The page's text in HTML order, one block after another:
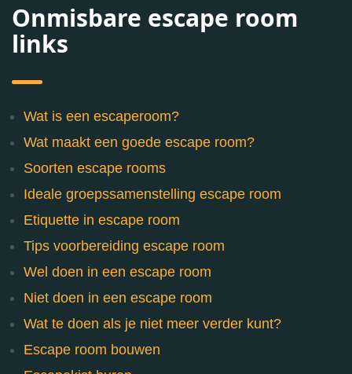
Onmisbare escape room
links
Wat is een escaperoom?
Wat maakt een goede escape room?
Soorten escape rooms
Ideale groepssamenstelling escape room
Etiquette in escape room
Tips voorbereiding escape room
Wel doen in een escape room
Niet doen in een escape room
Wat te doen als je niet meer verder kunt?
Escape room bouwen